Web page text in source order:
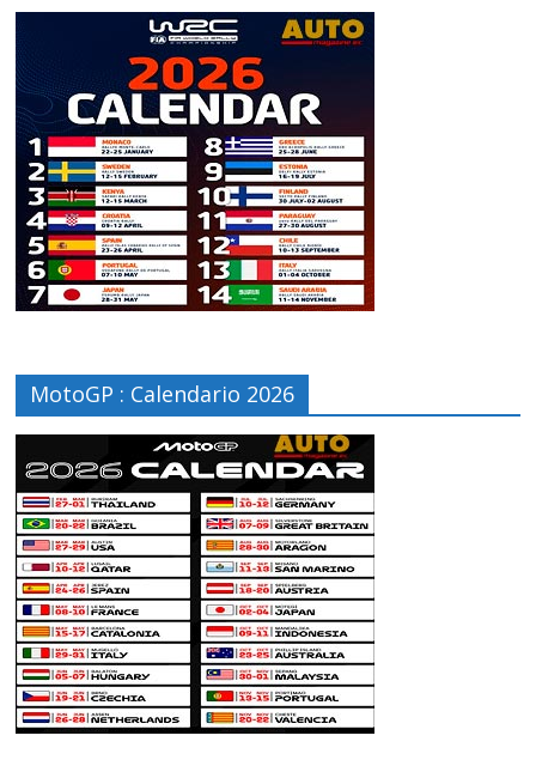
MotoGP : Calendario 2026